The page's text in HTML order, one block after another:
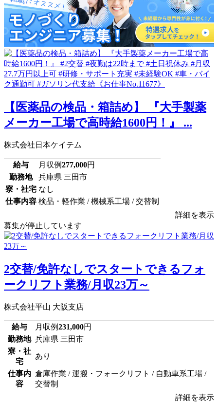
【医薬品の検品・箱詰め】 『大手製薬
メーカー工場で高時給1600円！』 ...
株式会社日本ケイテム
給与 月収例277,000円
勤務地
兵庫県 三田市
寮・社宅 なし
仕事内容 検品・軽作業 / 機械系工場 / 交替制
詳細を表示
募集が停止しています
2交替/免許なしでスタートできるフォ
ークリフト業務/月収23万～
株式会社平山 大阪支店
給与 月収例231,000円
勤務地 兵庫県 三田市
寮・社
宅
あり
仕事内
容
倉庫作業 / 運搬・フォークリフト / 自動車系工場 /
交替制
詳細を表示